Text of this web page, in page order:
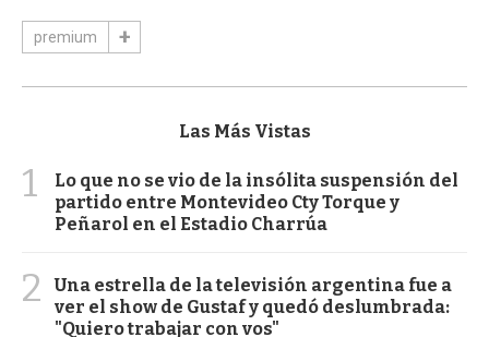
premium
Las Más Vistas
1
Lo que no se vio de la insólita suspensión del
partido entre Montevideo Cty Torque y
Peñarol en el Estadio Charrúa
2
Una estrella de la televisión argentina fue a
ver el show de Gustaf y quedó deslumbrada:
"Quiero trabajar con vos"